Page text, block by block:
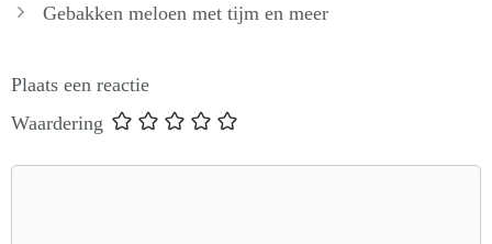
Gebakken meloen met tijm en meer
Plaats een reactie
Waardering